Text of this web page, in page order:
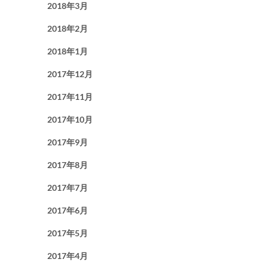
2018年3月
2018年2月
2018年1月
2017年12月
2017年11月
2017年10月
2017年9月
2017年8月
2017年7月
2017年6月
2017年5月
2017年4月